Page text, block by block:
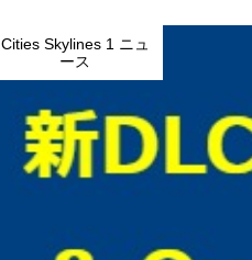
Cities Skylines 1 ニュ
ース